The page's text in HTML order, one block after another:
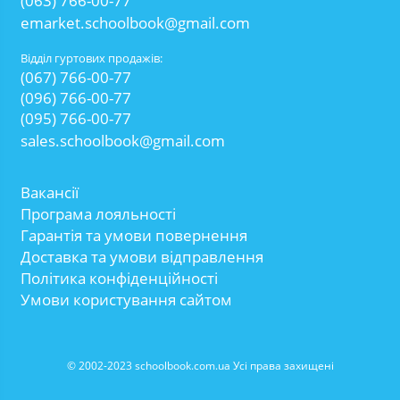
emarket.schoolbook@gmail.com
Відділ гуртових продажів:
(067) 766-00-77
(096) 766-00-77
(095) 766-00-77
sales.schoolbook@gmail.com
Вакансії
Програма лояльності
Гарантія та умови повернення
Доставка та умови відправлення
Політика конфіденційності
Умови користування сайтом
© 2002-2023 schoolbook.com.ua Усі права захищені